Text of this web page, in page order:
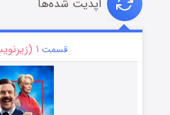
آپدیت شده‌ها
قسمت ۱ (زیرنویس)